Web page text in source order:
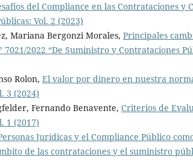
del Compliance en las Contrataciones y
Vol. 2 (2023)
Mariana Bergonzi Morales, Principales
2022 “De Suministro y Contrataciones
Rolon, El valor por dinero en nuestra
3 (2024)
Fernando Benavente, Criterios de
1 (2017)
Jurídicas y el Compliance Público
de las contrataciones y el suministro